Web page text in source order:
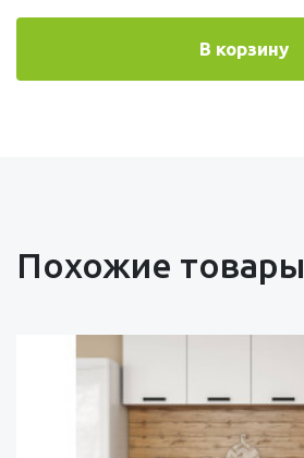
В корзину
Похожие товары